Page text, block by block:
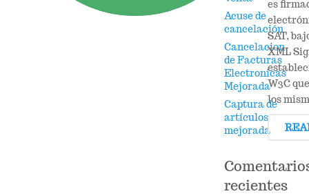
es
SAT,
XML
W3C
los
Acuse de
cancelación
Cancelacion
de Facturas
Electronicas
Mejorada
Captura de
artículos
mejorada
recientes